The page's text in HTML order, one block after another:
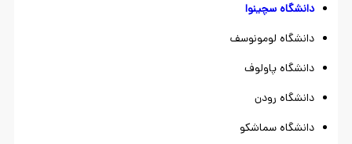
دانشگاه سچینوا
دانشگاه لومونوسف
دانشگاه پاولوف
دانشگاه رودن
دانشگاه سماشکو